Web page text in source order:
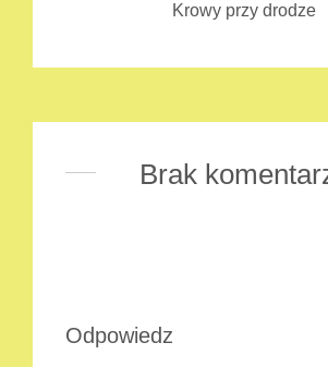
Krowy przy drodze
Brak
Odpowiedz